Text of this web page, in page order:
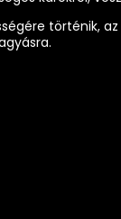
történik,